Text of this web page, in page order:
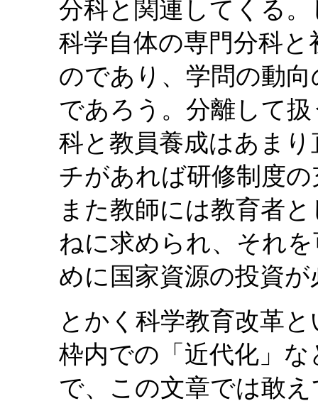
分科と関連してくる
科学自体の専門分科
のであり、学問の動
であろう。分離して
科と教員養成はあま
チがあれば研修制度
また教師には教育者
ねに求められ、それ
めに国家資源の投資
とかく科学教育改革
枠内での「近代化」
で、この文章では敢